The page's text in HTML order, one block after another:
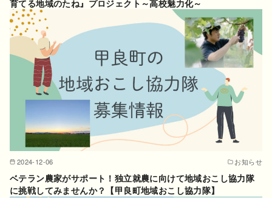
育てる地域のたね』プロジェクト～高校魅力化～
2024-12-06 お知らせ
ベテラン農家がサポート！独立就農に向けて地域おこし協力隊
に挑戦してみませんか？【甲良町地域おこし協力隊】